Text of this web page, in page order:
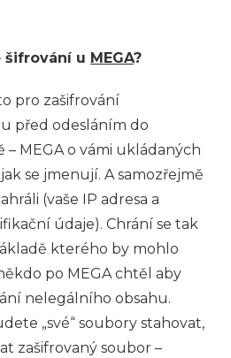
šifrování u MEGA?
pro zašifrování
před odesláním do
MEGA o vámi ukládaných
se jmenují. A samozřejmě
(vaše IP adresa a
údaje). Chrání se tak
kterého by mohlo
po MEGA chtěl aby
nelegálního obsahu.
„své“ soubory stahovat,
zašifrovaný soubor –